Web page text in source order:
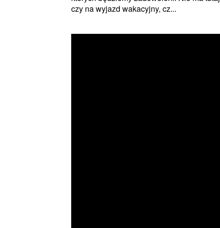
czy na wyjazd wakacyjny, cz...